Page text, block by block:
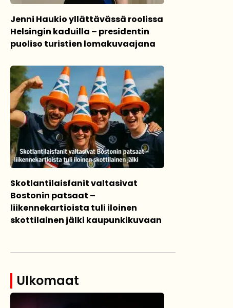
Jenni Haukio yllättävässä roolissa
Helsingin kaduilla – presidentin
puoliso turistien lomakuvaajana
Skotlantilaisfanit valtasivat
Bostonin patsaat –
liikennekartioista tuli iloinen
skottilainen jälki kaupunkikuvaan
Ulkomaat